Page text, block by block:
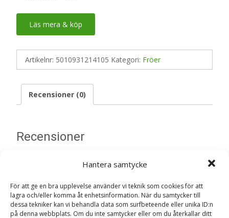
Hantera samtycke
För att ge en bra upplevelse använder vi teknik som cookies för att
lagra och/eller komma åt enhetsinformation. När du samtycker till
dessa tekniker kan vi behandla data som surfbeteende eller unika ID:n
på denna webbplats. Om du inte samtycker eller om du återkallar ditt
Läs mera & köp
Artikelnr: 5010931214105 Kategori: Fröer
Recensioner (0)
Recensioner
Det finns inga recensioner än.
Bli först med att recensera ”Harsvans,
Little Gardeners – Fröer”
Din e-postadress kommer inte publiceras. Obligatoriska fält